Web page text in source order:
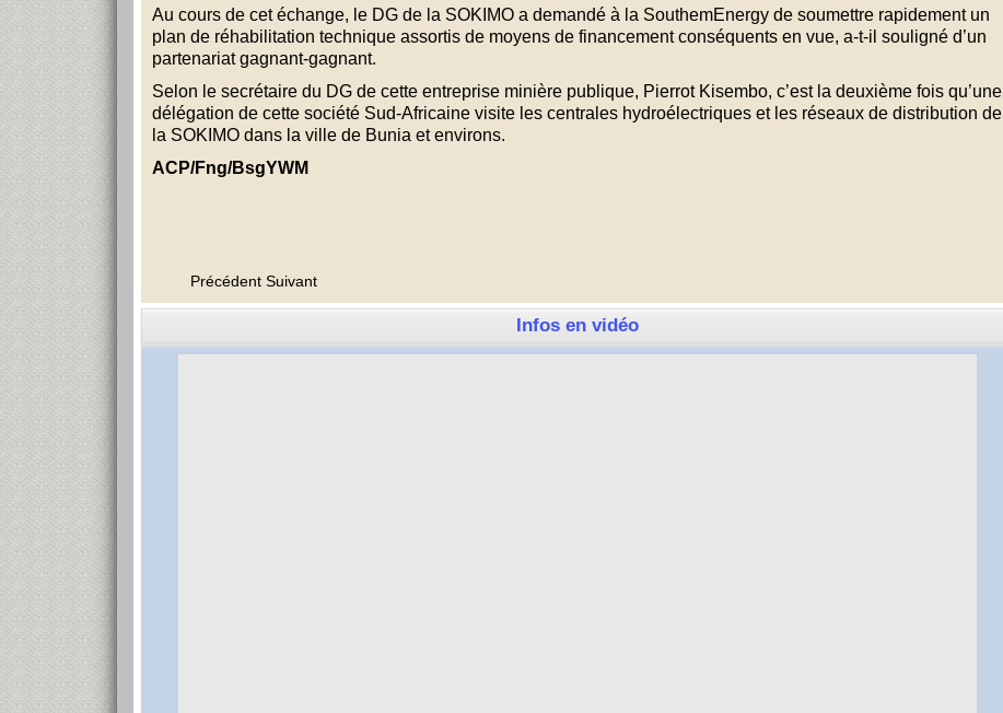
Au cours de cet échange, le DG de la SOKIMO a demandé à la SouthemEnergy de soumettre rapidement un
plan de réhabilitation technique assortis de moyens de financement conséquents en vue, a-t-il souligné d’un
partenariat gagnant-gagnant.
Selon le secrétaire du DG de cette entreprise minière publique, Pierrot Kisembo, c’est la deuxième fois qu’une
délégation de cette société Sud-Africaine visite les centrales hydroélectriques et les réseaux de distribution de
la SOKIMO dans la ville de Bunia et environs.
ACP/Fng/BsgYWM
Précédent Suivant
Infos en vidéo